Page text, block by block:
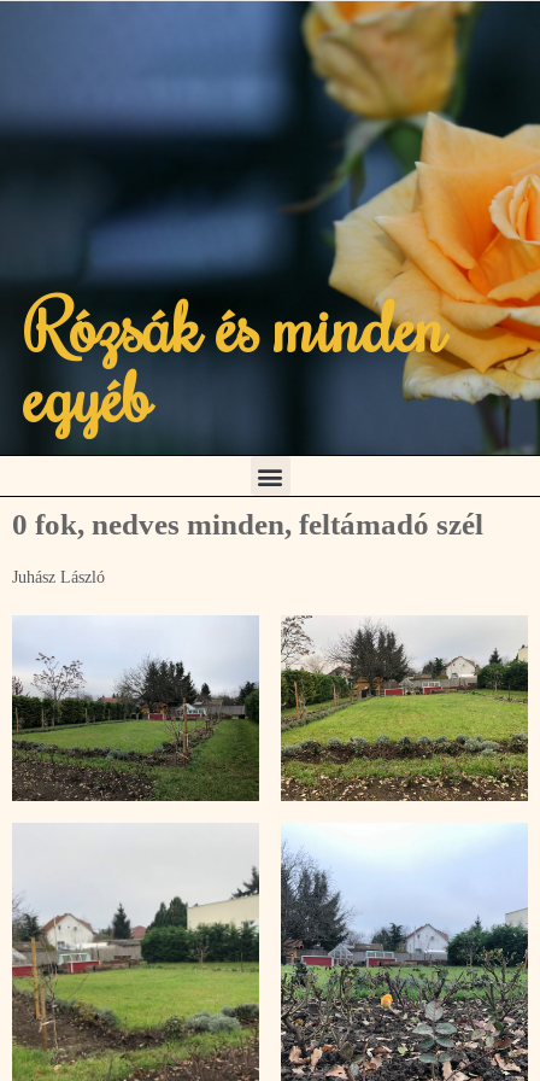
Rózsák és minden
egyéb
0 fok, nedves minden, feltámadó szél
Juhász László